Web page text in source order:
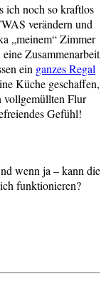
ich noch so kraftlos
verändern und
„meinem“ Zimmer
Zusammenarbeit
ein ganzes Regal
Küche geschaffen,
vollgemüllten Flur
Gefühl!
wenn ja – kann die
funktionieren?